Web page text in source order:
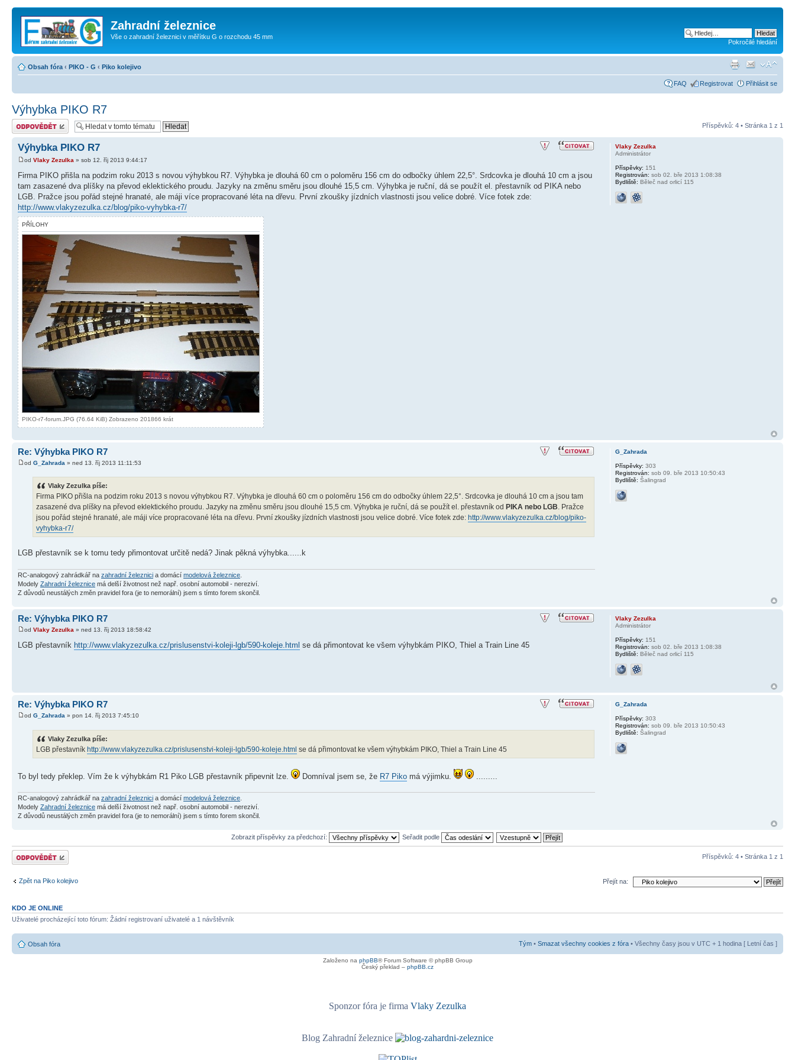
Zahradní železnice
Vše o zahradní železnici v měřítku G o rozchodu 45 mm
Pokročilé hledání
Obsah fóra ‹ PIKO - G ‹ Piko kolejivo
FAQ Registrovat Přihlásit se
Výhybka PIKO R7
Odeslat odpověď Příspěvků: 4 • Stránka 1 z 1
Výhybka PIKO R7
od Vlaky Zezulka » sob 12. říj 2013 9:44:17
Firma PIKO přišla na podzim roku 2013 s novou výhybkou R7. Výhybka je dlouhá 60 cm o poloměru 156 cm do odbočky úhlem 22,5°. Srdcovka je dlouhá 10 cm a jsou
tam zasazené dva plíšky na převod eklektického proudu. Jazyky na změnu směru jsou dlouhé 15,5 cm. Výhybka je ruční, dá se použít el. přestavník od PIKA nebo
LGB. Pražce jsou pořád stejné hranaté, ale máji více propracované léta na dřevu. První zkoušky jízdních vlastnosti jsou velice dobré. Více fotek zde:
http://www.vlakyzezulka.cz/blog/piko-vyhybka-r7/
PŘÍLOHY
PIKO-r7-forum.JPG (76.64 KiB) Zobrazeno 201866 krát
Vlaky Zezulka
Administrátor
Příspěvky: 151
Registrován: sob 02. bře 2013 1:08:38
Bydliště: Běleč nad orlicí 115
Re: Výhybka PIKO R7
od G_Zahrada » ned 13. říj 2013 11:11:53
Vlaky Zezulka píše:
Firma PIKO přišla na podzim roku 2013 s novou výhybkou R7. Výhybka je dlouhá 60 cm o poloměru 156 cm do odbočky úhlem 22,5°. Srdcovka je dlouhá 10 cm a jsou tam
zasazené dva plíšky na převod eklektického proudu. Jazyky na změnu směru jsou dlouhé 15,5 cm. Výhybka je ruční, dá se použít el. přestavník od PIKA nebo LGB. Pražce
jsou pořád stejné hranaté, ale máji více propracované léta na dřevu. První zkoušky jízdních vlastnosti jsou velice dobré. Více fotek zde: http://www.vlakyzezulka.cz/blog/piko-
vyhybka-r7/
LGB přestavník se k tomu tedy přimontovat určitě nedá? Jinak pěkná výhybka......k
RC-analogový zahrádkář na zahradní železnici a domácí modelová železnice
Modely Zahradní železnice má delší životnost než např. osobní automobil - nereziví.
Z důvodů neustálých změn pravidel fora (je to nemorální) jsem s tímto forem skončil.
G_Zahrada
Příspěvky: 303
Registrován: sob 09. bře 2013 10:50:43
Bydliště: Šalingrad
Re: Výhybka PIKO R7
od Vlaky Zezulka » ned 13. říj 2013 18:58:42
LGB přestavník http://www.vlakyzezulka.cz/prislusenstvi-koleji-lgb/590-koleje.html se dá přimontovat ke všem výhybkám PIKO, Thiel a Train Line 45
Vlaky Zezulka
Administrátor
Příspěvky: 151
Registrován: sob 02. bře 2013 1:08:38
Bydliště: Běleč nad orlicí 115
Re: Výhybka PIKO R7
od G_Zahrada » pon 14. říj 2013 7:45:10
Vlaky Zezulka píše:
LGB přestavník http://www.vlakyzezulka.cz/prislusenstvi-koleji-lgb/590-koleje.html se dá přimontovat ke všem výhybkám PIKO, Thiel a Train Line 45
To byl tedy překlep. Vím že k výhybkám R1 Piko LGB přestavník připevnit lze. Domníval jsem se, že R7 Piko má výjimku.
RC-analogový zahrádkář na zahradní železnici a domácí modelová železnice
Modely Zahradní železnice má delší životnost než např. osobní automobil - nereziví.
Z důvodů neustálých změn pravidel fora (je to nemorální) jsem s tímto forem skončil.
G_Zahrada
Příspěvky: 303
Registrován: sob 09. bře 2013 10:50:43
Bydliště: Šalingrad
Zobrazit příspěvky za předchozí: Seřadit podle
Odeslat odpověď Příspěvků: 4 • Stránka 1 z 1
Zpět na Piko kolejivo Přejít na:
KDO JE ONLINE
Uživatelé procházející toto fórum: Žádní registrovaní uživatelé a 1 návštěvník
Obsah fóra Tým • Smazat všechny cookies z fóra • Všechny časy jsou v UTC + 1 hodina [ Letní čas ]
Založeno na phpBB® Forum Software © phpBB Group
Český překlad – phpBB.cz
Sponzor fóra je firma Vlaky Zezulka
Blog Zahradní železnice